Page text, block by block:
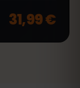
31,99 €